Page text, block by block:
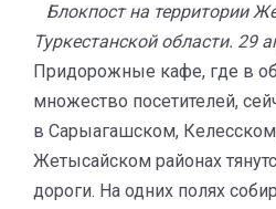
Блокпост на территории
Туркестанской области. 29
Придорожные кафе, где в
множество посетителей,
в Сарыагашском,
Жетысайском районах
дороги. На одних полях